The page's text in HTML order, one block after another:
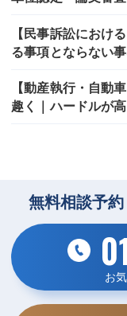
【民事訴訟におけ
る事項とならない事
【動産執行・自動
趣く｜ハードルが
無料相談予
お